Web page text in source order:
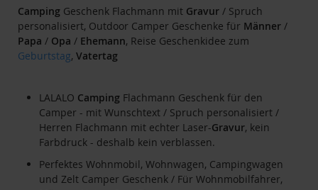
Camping Geschenk Flachmann mit Gravur / Spruch
personalisiert, Outdoor Camper Geschenke für Männer /
Papa / Opa / Ehemann, Reise Geschenkidee zum
Geburtstag, Vatertag
LALALO Camping Flachmann Geschenk für den
Camper - mit Wunschtext / Spruch personalisiert /
Herren Flachmann mit echter Laser-Gravur, kein
Farbdruck - deshalb kein verblassen.
Perfektes Wohnmobil, Wohnwagen, Campingwagen
und Zelt Camper Geschenk / Für Wohnmobilfahrer,